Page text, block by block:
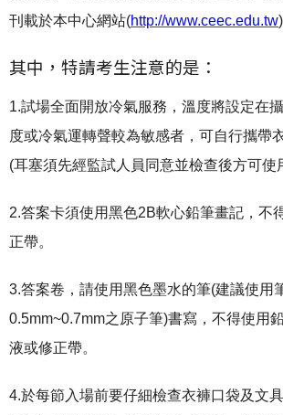
刊載於本中心網站(http://www.ceec.edu.tw
其中，特請考生注意的是：
1.試場全面開放冷氣服務，溫度將設定在
度或冷氣運轉聲較為敏感者，可自行攜帶
(耳塞須先經監試人員同意並檢查後方可使
2.答案卡須使用黑色2B軟心鉛筆畫記，不
正帶。
3.答案卷，請使用黑色墨水的筆(建議使用
0.5mm~0.7mm之原子筆)書寫，不得使用
液或修正帶。
4.於每節入場前要仔細檢查衣褲口袋及文